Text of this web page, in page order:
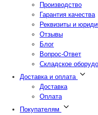
Производство
Гарантия качества
Реквизиты и
Отзывы
Блог
Вопрос-Ответ
Складское
Доставка и оплата
Доставка
Оплата
Покупателям